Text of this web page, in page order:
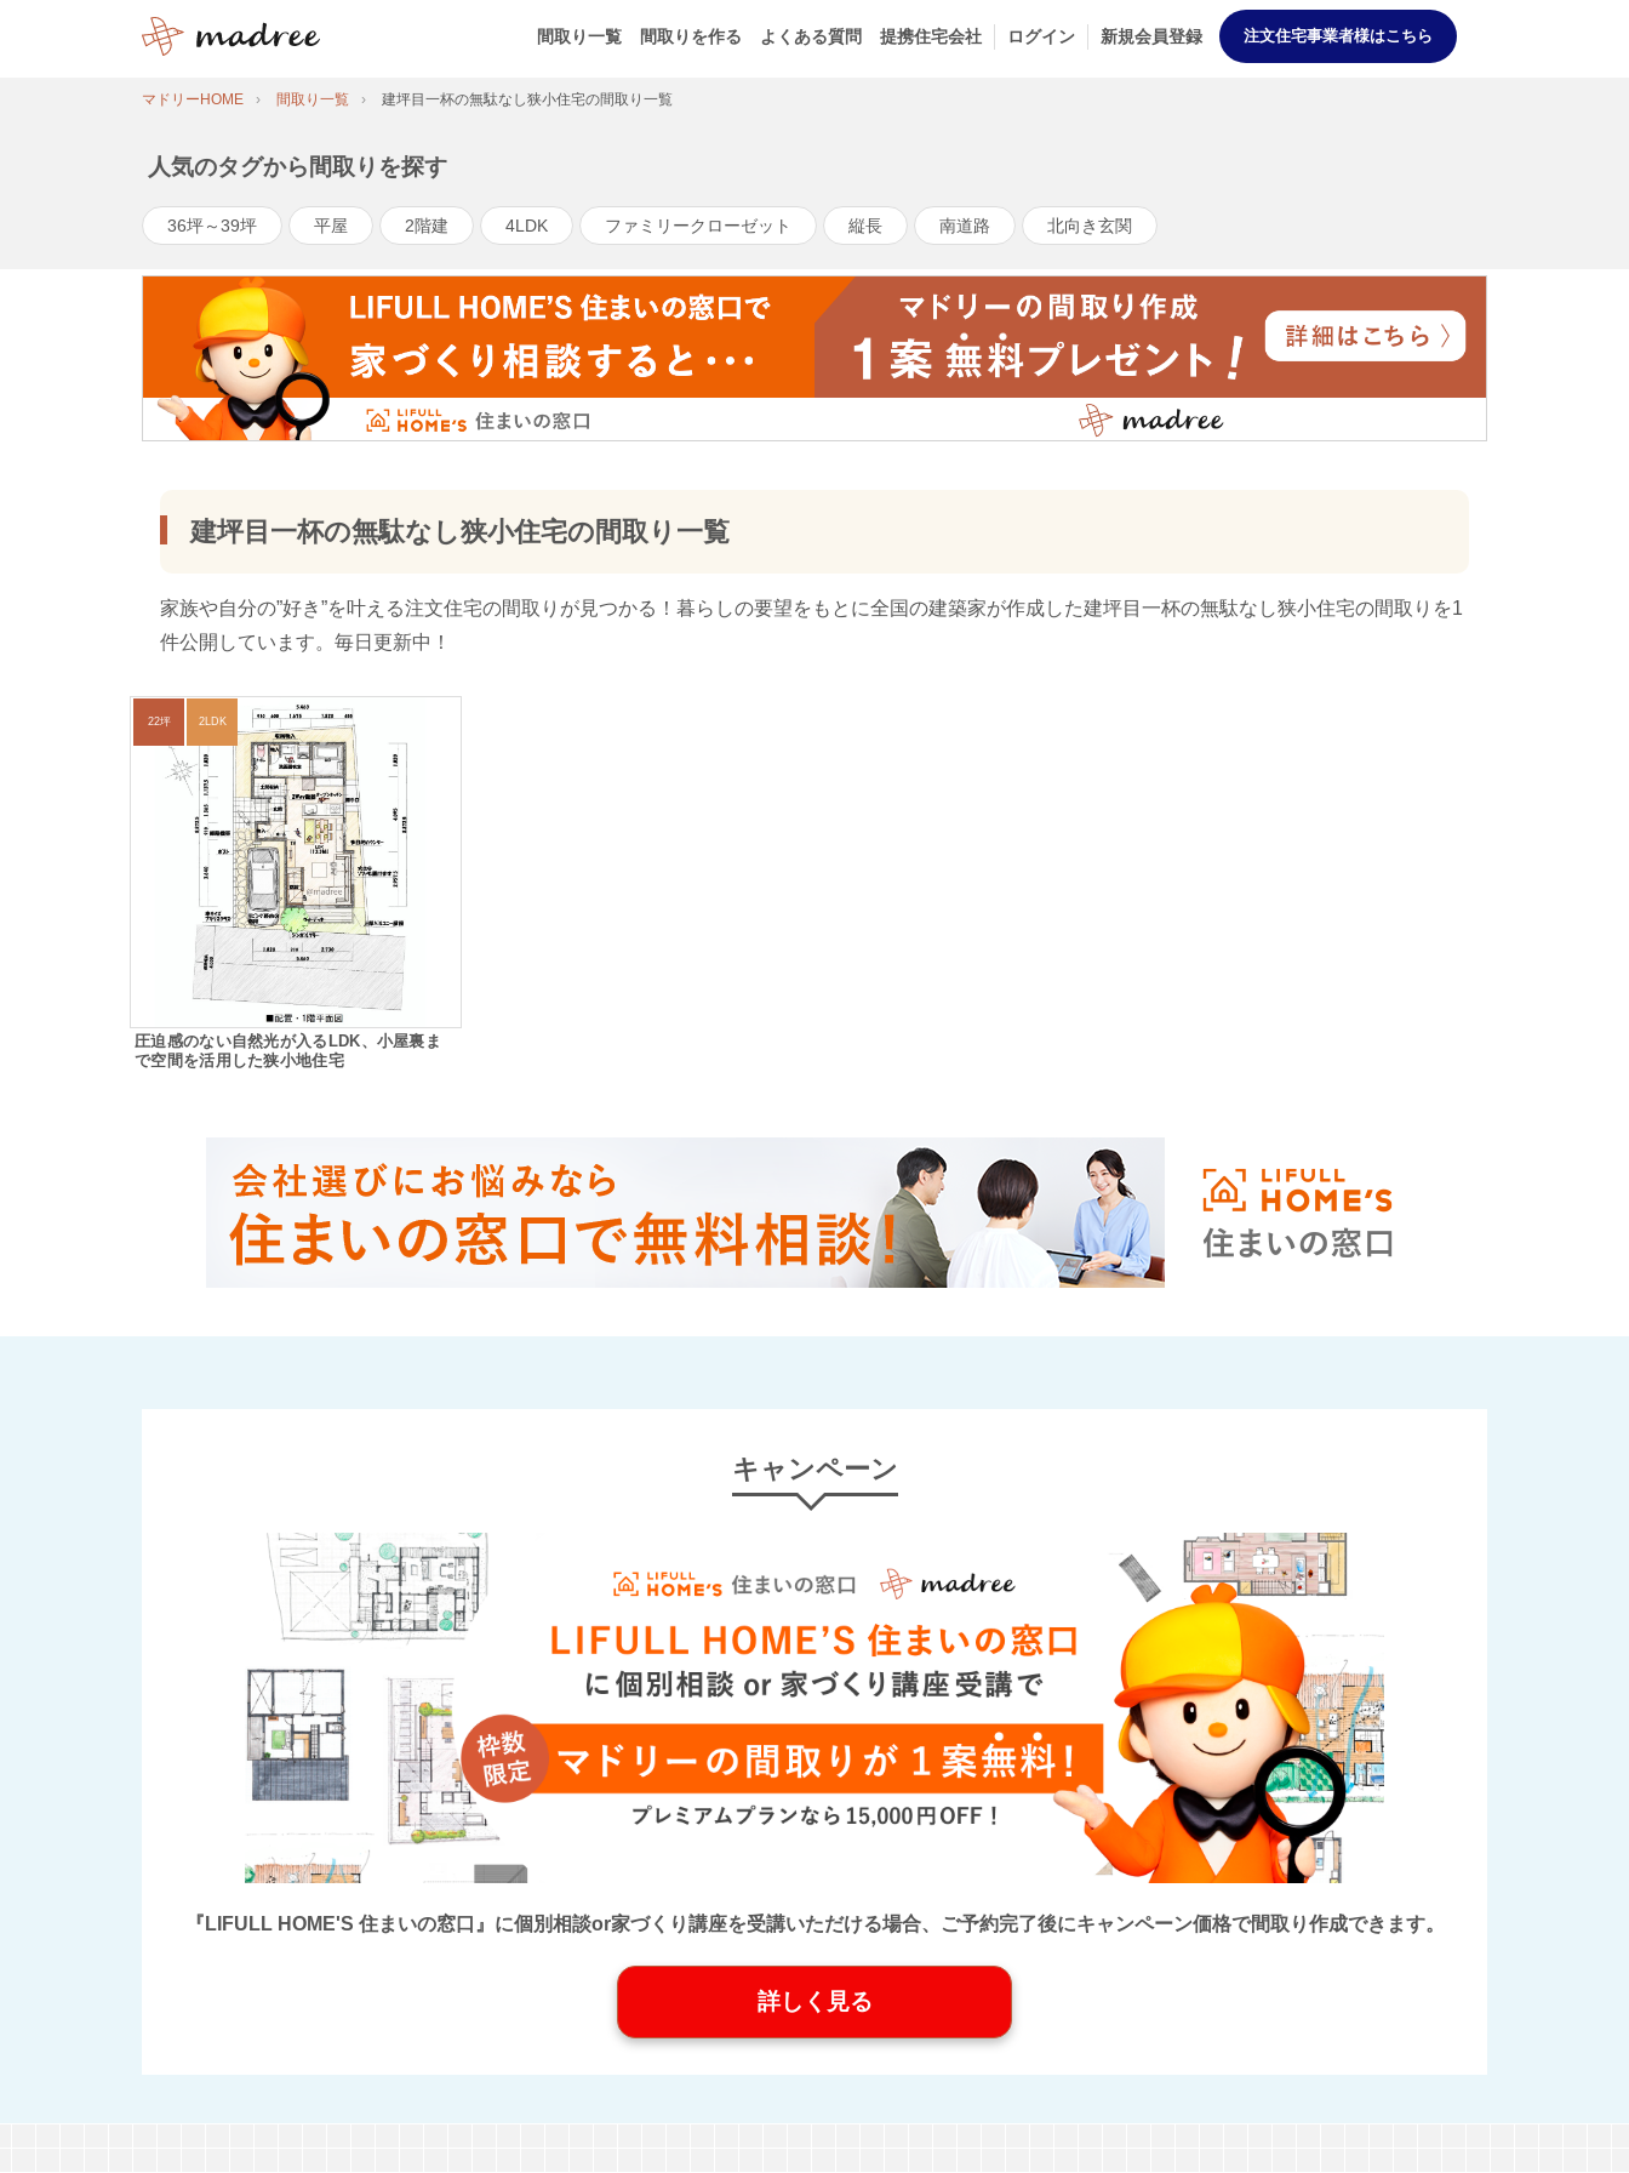
間取り一覧 間取りを作る よくある質問 提携住宅会社 ログイン 新規会員登録 注文住宅事業者様はこちら
マドリーHOME 間取り一覧 建坪目一杯の無駄なし狭小住宅の間取り一覧
人気のタグから間取りを探す
36坪～39坪 平屋 2階建 4LDK ファミリークローゼット 縦長 南道路 北向き玄関
建坪目一杯の無駄なし狭小住宅の間取り一覧
家族や自分の”好き”を叶える注文住宅の間取りが見つかる！暮らしの要望をもとに全国の建築家が作成した建坪目一杯の無駄なし狭小住宅の間取りを1
件公開しています。毎日更新中！
22坪 2LDK
圧迫感のない自然光が入るLDK、小屋裏ま
で空間を活用した狭小地住宅
キャンペーン
『LIFULL HOME'S 住まいの窓口』に個別相談or家づくり講座を受講いただける場合、ご予約完了後にキャンペーン価格で間取り作成できます。
詳しく見る